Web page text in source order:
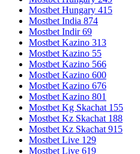
Mostbet Hungary 415
Mostbet India 874
Mostbet Indir 69
Mostbet Kazino 313
Mostbet Kazino 55
Mostbet Kazino 566
Mostbet Kazino 600
Mostbet Kazino 676
Mostbet Kazino 801
Mostbet Kg Skachat 155
Mostbet Kz Skachat 188
Mostbet Kz Skachat 915
Mostbet Live 129
Mostbet Live 619